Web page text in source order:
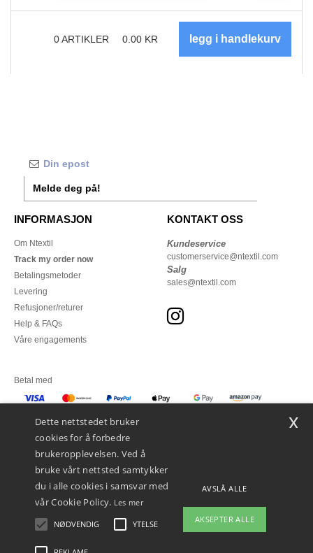
0ARTIKLER 0.00 KR
Melde deg på!
INFORMASJON
Om Ntextil
Track my order now
Betalingsmetoder
Levering
Refusjoner/returer
Help & FAQs
Våre engagements
KONTAKT OSS
Kundeservice
customerservice@ntextil.com
Salg
sales@ntextil.com
Betal med
Dette nettstedet bruker
cookies for å forbedre
brukeropplevelsen. Ved å
bruke vårt nettsted samtykker
du i alle cookies i samsvar med
vår Cookie Policy. Les mer
NØDVENDIG YTELSE
AVSLÅ ALLE
AKSEPTER ALLE
x